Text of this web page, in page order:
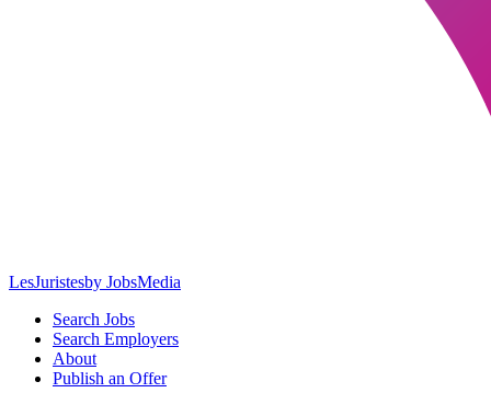
LesJuristesby JobsMedia
Search Jobs
Search Employers
About
Publish an Offer